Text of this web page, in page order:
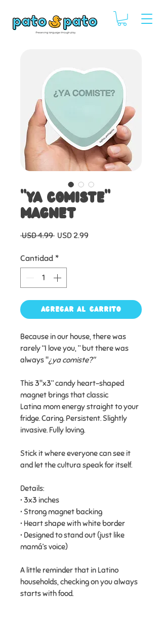
"Ya Comiste"
Magnet
USD 4.99 Precio
USD 2.99Precio
Cantidad *
Agregar al carrito
Because in our house, there was
rarely “I love you, ” but there was
always "¿ya comiste?"
This 3"x3” candy heart-shaped
magnet brings that classic
Latina mom energy straight to your
fridge. Caring. Persistent. Slightly
invasive. Fully loving.
Stick it where everyone can see it
and let the cultura speak for itself.
Details:
• 3x3 inches
• Strong magnet backing
• Heart shape with white border
• Designed to stand out (just like
mamá’s voice)
A little reminder that in Latino
households, checking on you always
starts with food.